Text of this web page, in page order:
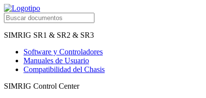
SIMRIG SR1 & SR2 & SR3
Software y Controladores
Manuales de Usuario
Compatibilidad del Chasis
SIMRIG Control Center